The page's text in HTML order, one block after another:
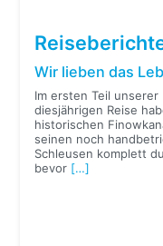
Wir lieben das
Im ersten Teil unserer
diesjährigen Reise
historischen
seinen noch
Schleusen komplett
bevor […]